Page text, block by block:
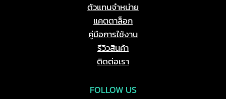
ตัวแทนจำหน่าย
แคตตาล็อก
คู่มือการใช้งาน
รีวิวสินค้า
ติดต่อเรา
FOLLOW US